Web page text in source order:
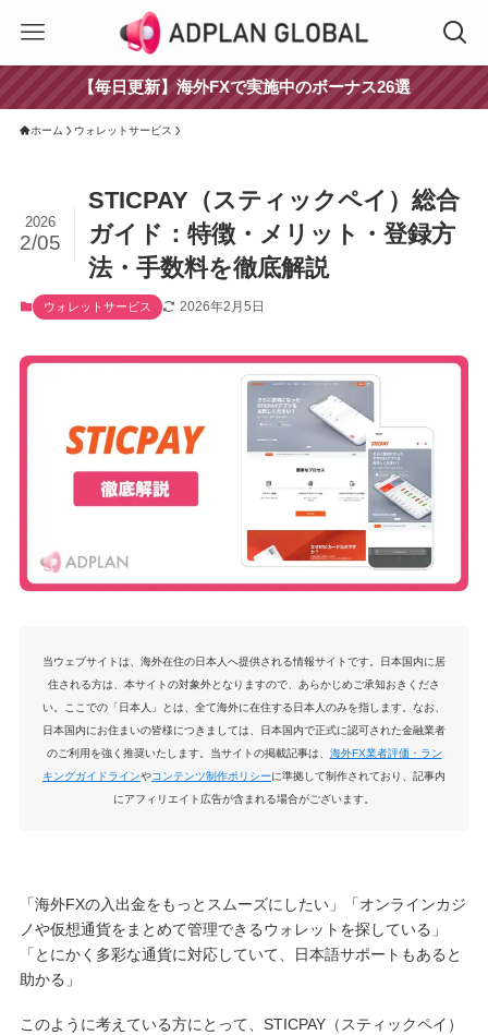
【毎日更新】海外FXで実施中のボーナス26選
ホーム ウォレットサービス
STICPAY（スティックペイ）総合
ガイド：特徴・メリット・登録方
法・手数料を徹底解説
2026
2/05
ウォレットサービス 2026年2月5日
当ウェブサイトは、海外在住の日本人へ提供される情報サイトです。日本国内に居
住される方は、本サイトの対象外となりますので、あらかじめご承知おきくださ
い。ここでの「日本人」とは、全て海外に在住する日本人のみを指します。なお、
日本国内にお住まいの皆様につきましては、日本国内で正式に認可された金融業者
のご利用を強く推奨いたします。当サイトの掲載記事は、 海外FX業者評価・ラン
キングガイドラインやコンテンツ制作ポリシーに準拠して制作されており、記事内
にアフィリエイト広告が含まれる場合がございます。
「海外FXの入出金をもっとスムーズにしたい」「オンラインカジ
ノや仮想通貨をまとめて管理できるウォレットを探している」
「とにかく多彩な通貨に対応していて、日本語サポートもあると
助かる」
このように考えている方にとって、STICPAY（スティックペイ）